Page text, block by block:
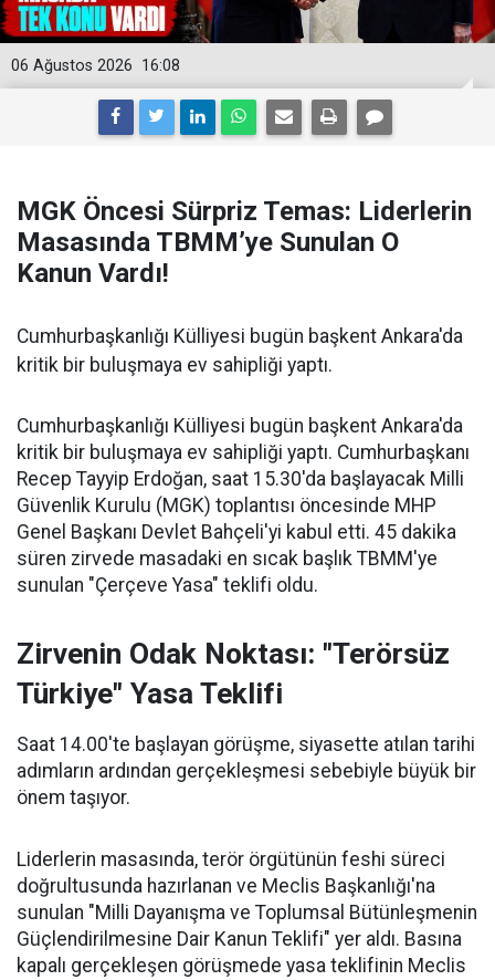
16:08
06 Ağustos 2026
MGK Öncesi Sürpriz Temas: Liderlerin
Masasında TBMM’ye Sunulan O
Kanun Vardı!
Cumhurbaşkanlığı Külliyesi bugün başkent Ankara'da
kritik bir buluşmaya ev sahipliği yaptı.
Cumhurbaşkanlığı Külliyesi bugün başkent Ankara'da
kritik bir buluşmaya ev sahipliği yaptı. Cumhurbaşkanı
Recep Tayyip Erdoğan, saat 15.30'da başlayacak Milli
Güvenlik Kurulu (MGK) toplantısı öncesinde MHP
Genel Başkanı Devlet Bahçeli'yi kabul etti. 45 dakika
süren zirvede masadaki en sıcak başlık TBMM'ye
sunulan "Çerçeve Yasa" teklifi oldu.
Zirvenin Odak Noktası: "Terörsüz
Türkiye" Yasa Teklifi
Saat 14.00'te başlayan görüşme, siyasette atılan tarihi
adımların ardından gerçekleşmesi sebebiyle büyük bir
önem taşıyor.
Liderlerin masasında, terör örgütünün feshi süreci
doğrultusunda hazırlanan ve Meclis Başkanlığı'na
sunulan "Milli Dayanışma ve Toplumsal Bütünleşmenin
Güçlendirilmesine Dair Kanun Teklifi" yer aldı. Basına
kapalı gerçekleşen görüşmede yasa teklifinin Meclis